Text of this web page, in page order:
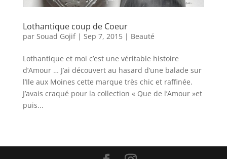
Lothantique coup de Coeur
par Souad Gojif| Sep 7, 2015| Beauté
Lothantique et moi c’est une véritable histoire
d’Amour … J’ai découvert au hasard d’une balade sur
l’Ile aux Moines cette marque très chic et raffinée.
J’avais craqué pour la collection « Que de l’Amour »et
puis...